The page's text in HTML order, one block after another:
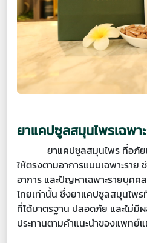
ยาแคปซูลสมุนไพรเฉพา
ยาแคปซูลสมุนไพร ที่อภัย
ให้ตรงตามอาการแบบเฉพาะราย
อาการ และปัญหาเฉพาะรายบุค
ไทยเท่านั้น ซึ่งยาแคปซูลสมุนไพ
ที่ได้มาตรฐาน ปลอดภัย และไม่มี
ประทานตามคำแนะนำของแพทย์